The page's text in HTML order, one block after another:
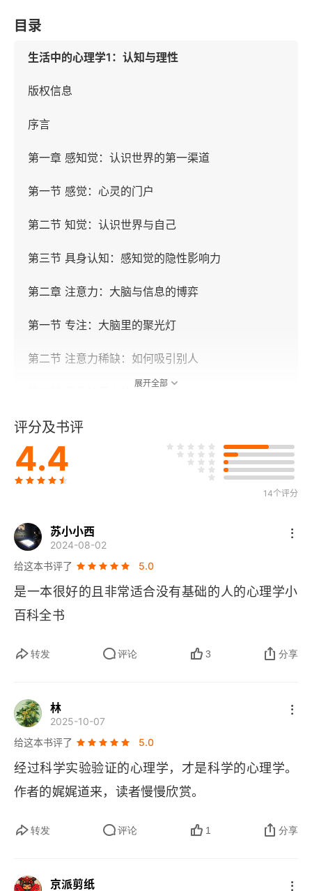
目录
生活中的心理学1：认知与理性
版权信息
序言
第一章 感知觉：认识世界的第一渠道
第一节 感觉：心灵的门户
第二节 知觉：认识世界与自己
第三节 具身认知：感知觉的隐性影响力
第二章 注意力：大脑与信息的博弈
第一节 专注：大脑里的聚光灯
第二节 注意力稀缺：如何吸引别人
第三章 记忆：心灵的仓库
第一节 记忆：被储存的过往经验
第三节 5种高效记忆法
第四章 思维：理解世界的千百种方式
第一节 思维误区：来自主观臆断的干扰
第三节 激活思维：提出质疑，打破局限
第一节 行为塑造：在行动中学习
第二节 认知模仿：在认知和模仿中学习
第六章 创造力：人类的高等能力
第一节 表象：形象思维的核心元素
展开全部
评分及书评
4.4
14个评分
苏小小西
2024-08-02
给这本书评了
5.0
是一本很好的且非常适合没有基础的人的心理学小
百科全书
转发 评论 3 分享
林
2025-10-07
给这本书评了
5.0
经过科学实验验证的心理学，才是科学的心理学。
作者的娓娓道来，读者慢慢欣赏。
转发 评论 1 分享
京派剪纸